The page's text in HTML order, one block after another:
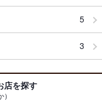
5
3
店を探す